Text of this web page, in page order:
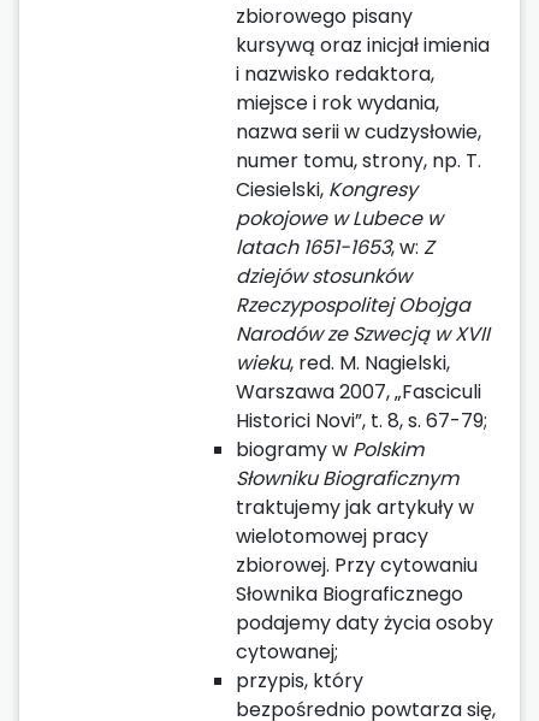
zbiorowego pisany
kursywą oraz inicjał imienia
i nazwisko redaktora,
miejsce i rok wydania,
nazwa serii w cudzysłowie,
numer tomu, strony, np. T.
Ciesielski, Kongresy
pokojowe w Lubece w
latach 1651-1653, w: Z
dziejów stosunków
Rzeczypospolitej Obojga
Narodów ze Szwecją w XVII
wieku, red. M. Nagielski,
Warszawa 2007, „Fasciculi
Historici Novi”, t. 8, s. 67-79;
biogramy w Polskim
Słowniku Biograficznym
traktujemy jak artykuły w
wielotomowej pracy
zbiorowej. Przy cytowaniu
Słownika Biograficznego
podajemy daty życia osoby
cytowanej;
przypis, który
bezpośrednio powtarza się,